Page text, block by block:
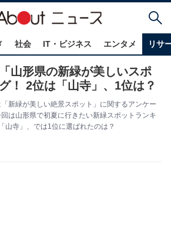
社会 IT・ビジネス エンタメ リサ
山形県の新緑が美しいスポ
！ 2位は「山寺」、1位は？
新緑が美しい絶景スポット」に関するアンケー
は山形県で初夏に行きたい新緑スポットランキ
山寺」、では1位に選ばれたのは？